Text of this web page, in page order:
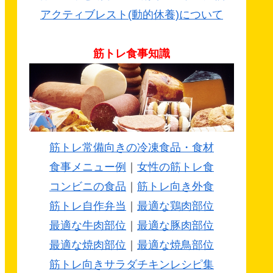
アクティブレスト(動的休養)について
筋トレ食事知識
筋トレ常備向きの冷凍食品・食材
食事メニュー例
女性の筋トレ食
コンビニの食品
筋トレ向き外食
筋トレ自作弁当
最適な鶏肉部位
最適な牛肉部位
最適な豚肉部位
最適な焼肉部位
最適な焼鳥部位
筋トレ向きサラダチキンレシピ集